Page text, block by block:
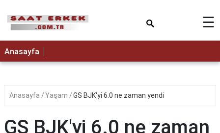
☰
Anasayfa
Anasayfa Yaşam GS BJK'yi 6.0 ne zaman yendi
GS BJK'yi 6.0 ne zaman